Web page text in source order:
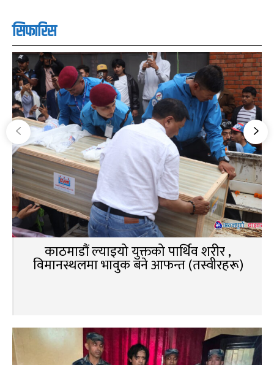
सिफारिस
काठमाडौं ल्याइयो युक्तको पार्थिव शरीर ,
विमानस्थलमा भावुक बने आफन्त (तस्वीरहरू)